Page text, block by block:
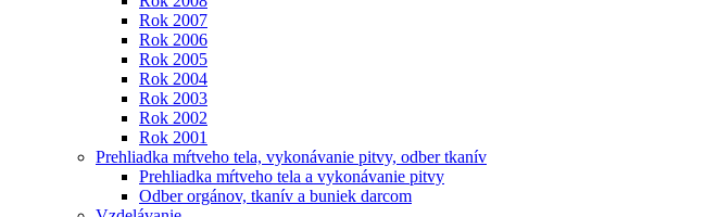
Rok 2007
Rok 2006
Rok 2005
Rok 2004
Rok 2003
Rok 2002
Rok 2001
Prehliadka mŕtveho tela, vykonávanie pitvy, odber tkanív
Prehliadka mŕtveho tela a vykonávanie pitvy
Odber orgánov, tkanív a buniek darcom